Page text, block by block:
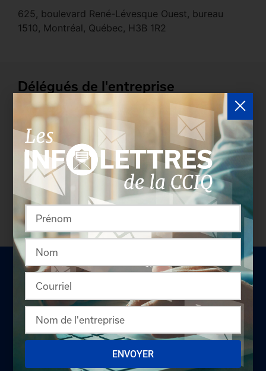
625, boulevard René-Lévesque Ouest, bureau
1510, Montréal, Québec, H3B 1R2
Délégués de l'entreprise
Les entreprises membres peuvent bénéficier d’une
version plus détaillée du répertoire via leur espace
sécurisé.Connectez-vousafin de consulter le
profil complet des entreprises incluant les
coordonnées des délégués inscrits. Vous n'êtes
pas membre? N'attendez plus et
devenez membre!
LA CHAMBRE
ENVOYER